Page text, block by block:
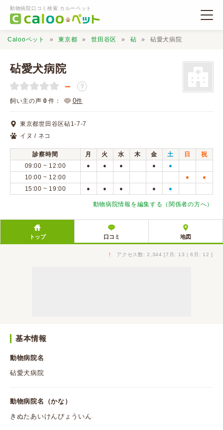
動物病院口コミ検索 カルーペット
動物病院検索
口コミ検索
Calooペットとは？
口コミ投稿
Calooペット 東京都 世田谷区 砧 砧愛犬病院
砧愛犬病院
－ ？
飼い主の声 0 件： 0件
東京都世田谷区砧1-7-7
イヌ / ネコ
診察時間 月 火 水 木 金 土 日
祝
09:00 ~ 12:00
● ● ● ● ●
10:00 ~ 12:00 ● ●
15:00 ~ 19:00 ● ● ● ● ●
動物病院情報を編集する（関係者の方へ）
トップ 口コミ 地図
↑ アクセス数: 2,344 [7月: 13 | 6月: 12 ]
基本情報
動物病院名
砧愛犬病院
動物病院名（かな）
きぬたあいけんびょういん